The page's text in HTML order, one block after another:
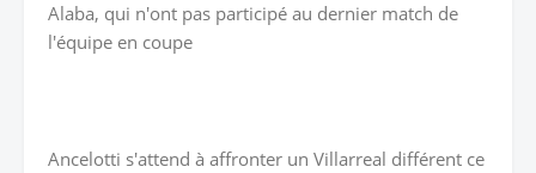
Alaba, qui n'ont pas participé au dernier match de
l'équipe en coupe
Ancelotti s'attend à affronter un Villarreal différent ce